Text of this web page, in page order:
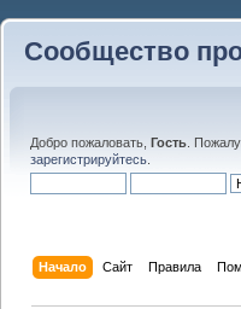
Сообщество
Добро пожаловать, Гость .
зарегистрируйтесь
Начало Сайт Правила